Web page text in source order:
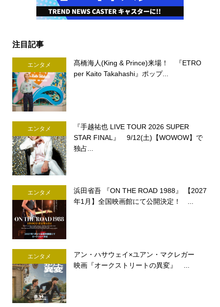
注目記事
エンタメ
髙橋海人(King & Prince)来場！ 『ETRO
per Kaito Takahashi』ポップ...
エンタメ
『手越祐也 LIVE TOUR 2026 SUPER
STAR FINAL』 9/12(土)【WOWOW】で
独占...
エンタメ
浜田省吾 『ON THE ROAD 1988』 【2027
年1月】全国映画館にて公開決定！ ...
エンタメ
アン・ハサウェイ×ユアン・マクレガー
映画『オークストリートの異変』 ...